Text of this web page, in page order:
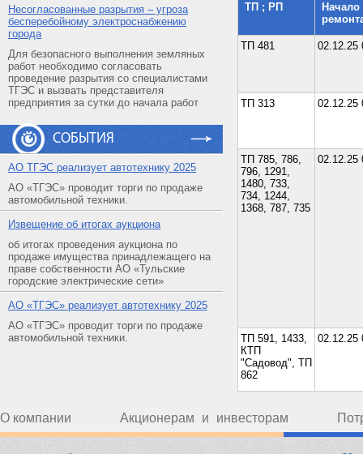
Несогласованные разрытия – угроза
бесперебойному электроснабжению
города
Для безопасного выполнения земляных
работ необходимо согласовать
проведение разрытия со специалистами
ТГЭС и вызвать представителя
предприятия за сутки до начала работ
СОБЫТИЯ
АO ТГЭС реализует автотехнику 2025
АО «ТГЭС» проводит торги по продаже
автомобильной техники.
Извещение об итогах аукциона
об итогах проведения аукциона по
продаже имущества принадлежащего на
праве собственности АО «Тульские
городские электрические сети»
АO «ТГЭС» реализует автотехнику 2025
АО «ТГЭС» проводит торги по продаже
автомобильной техники.
ТП ; РП
Начало
ТП 481 02.12.25
ТП 313 02.12.25
ТП 785, 786,
796, 1291,
1480, 733,
734, 1244,
1368, 787, 735
02.12.25
ТП 591, 1433,
КТП
"Садовод", ТП
862
02.12.25
О компании Акционерам и инвесторам